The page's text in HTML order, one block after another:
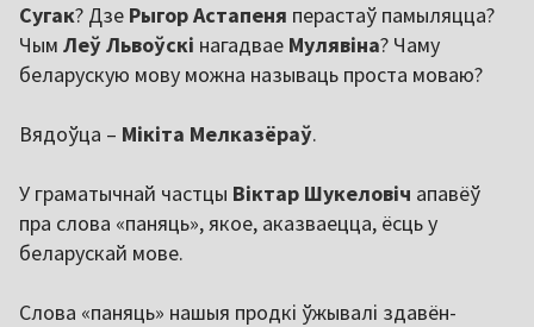
Сугак? Дзе Рыгор Астапеня перастаў памыляцца?
Чым Леў Львоўскі нагадвае Мулявіна? Чаму
беларускую мову можна называць проста моваю?
Вядоўца – Мікіта Мелказёраў.
У граматычнай частцы Віктар Шукеловіч апавёў
пра слова «паняць», якое, аказваецца, ёсць у
беларускай мове.
Слова «паняць» нашыя продкі ўжывалі здавён-